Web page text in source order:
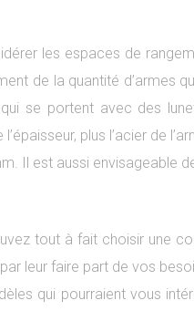
les espaces de
de la quantité d’armes
se portent avec des
plus l’acier de
Il est aussi envisageable
tout à fait choisir une
leur faire part de vos
qui pourraient vous